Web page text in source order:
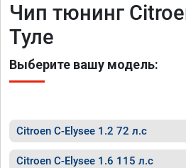
Чип тюнинг
Туле
Выберите вашу модель:
Citroen C-Elysee 1.2 72 л.с
Citroen C-Elysee 1.6 115 л.с